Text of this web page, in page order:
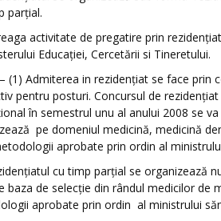
parţial.
activitate de pregatire prin
Educaţiei, Cercetării si Tineretului.
(1) Admiterea in rezidenţiat se face
pentru posturi. Concursul de
în semestrul unu al anului 2008 se
pe domeniul medicină, medicină
aprobate prin ordin al
cu timp parţial se organizează
baza de selecţie din rândul medicilor de
aprobate prin ordin al ministrului